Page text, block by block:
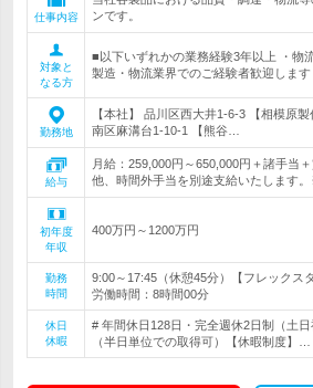
仕事内容
ンです。
対象と
なる方
■以下いずれかの業務経験3年以上 ・
製造・物流業界でのご経験者歓迎します
勤務地
【本社】 品川区西大井1-6-3 【相模原
南区麻溝台1-10-1 【熊谷…
給与
月給：259,000円～650,000円＋諸手当
他、時間外手当を別途支給いたします
初年度
年収
400万円～1200万円
勤務
時間
9:00～17:45（休憩45分）【フレックス
労働時間：8時間00分
休日
休暇
# 年間休日128日・完全週休2日制（土
（半日単位での取得可）【休暇制度】…